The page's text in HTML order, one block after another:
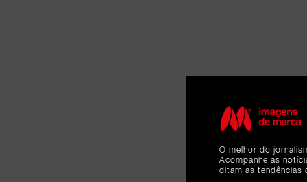
O melhor do
Acompanhe as
ditam as tendências